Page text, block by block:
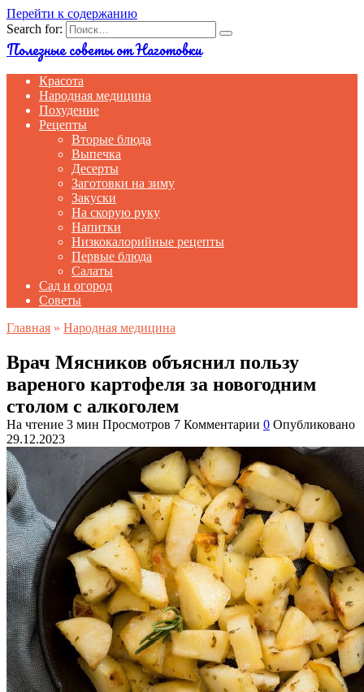
Перейти к содержанию
Search for:
Полезные советы от Наготовки
Красота
Народная медицина
Похудение
Рецепты
Вторые блюда
Выпечка
Десерты
Заготовки на зиму
Закуски
На скорую руку
Напитки
Низкокалорийные рецепты
Первые блюда
Салаты
Сад и огород
Советы
Главная » Народная медицина
Врач Мясников объяснил пользу
вареного картофеля за новогодним
столом с алкоголем
На чтение 3 мин Просмотров 7 Комментарии 0 Опубликовано
29.12.2023